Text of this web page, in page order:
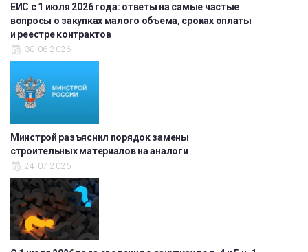
ЕИС с 1 июля 2026 года: ответы на самые частые
вопросы о закупках малого объема, сроках оплаты
и реестре контрактов
30.06.2026
Минстрой разъяснил порядок замены
строительных материалов на аналоги
24.07.2026